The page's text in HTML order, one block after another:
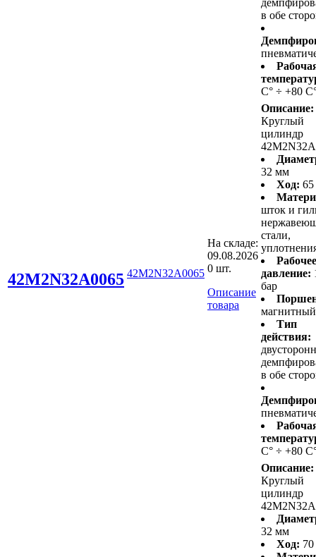
в обе
С° ÷ +80
42M2N32A0065 42M2N32A0065
На складе:
09.08.2026
0 шт.
Описание
товара
Описание:
Круглый
цилиндр
32 мм
Ход:
шток и
стали,
Рабочее
давление:
бар
магнитный
Тип
действия:
в обе
С° ÷ +80
Описание:
Круглый
цилиндр
32 мм
Ход: